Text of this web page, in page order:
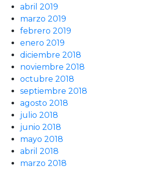
abril 2019
marzo 2019
febrero 2019
enero 2019
diciembre 2018
noviembre 2018
octubre 2018
septiembre 2018
agosto 2018
julio 2018
junio 2018
mayo 2018
abril 2018
marzo 2018